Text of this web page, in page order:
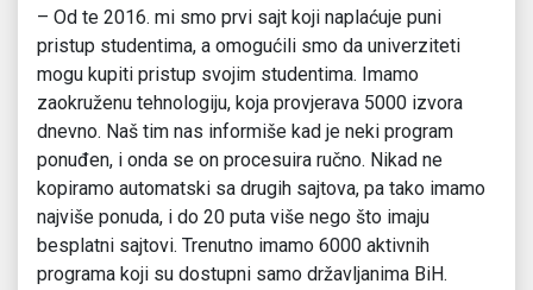
– Od te 2016. mi smo prvi sajt koji naplaćuje puni
pristup studentima, a omogućili smo da univerziteti
mogu kupiti pristup svojim studentima. Imamo
zaokruženu tehnologiju, koja provjerava 5000 izvora
dnevno. Naš tim nas informiše kad je neki program
ponuđen, i onda se on procesuira ručno. Nikad ne
kopiramo automatski sa drugih sajtova, pa tako imamo
najviše ponuda, i do 20 puta više nego što imaju
besplatni sajtovi. Trenutno imamo 6000 aktivnih
programa koji su dostupni samo državljanima BiH.